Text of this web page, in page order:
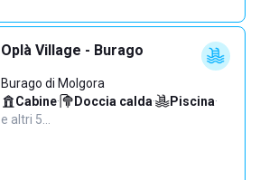
Oplà Village - Burago
Burago di Molgora
Cabine· Doccia calda· Piscina·
e altri 5…